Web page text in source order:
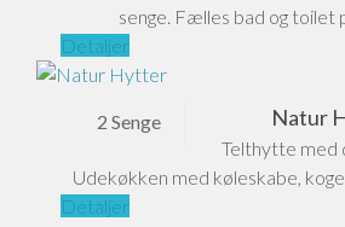
senge. Fælles bad og toilet
Detaljer
Natur
2 Senge
Telthytte med
Udekøkken med køleskabe,
Detaljer